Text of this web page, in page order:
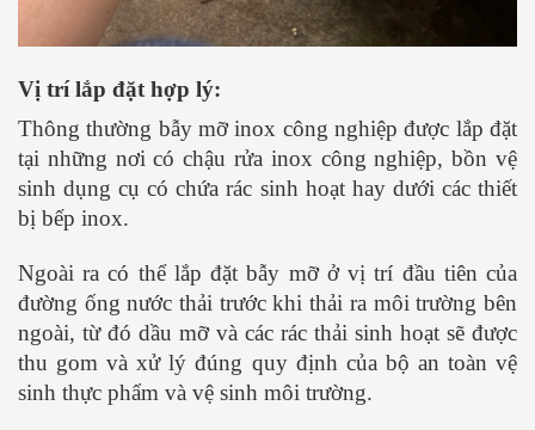
Vị trí lắp đặt hợp lý:
Thông thường bẫy mỡ inox công nghiệp được lắp đặt
tại những nơi có chậu rửa inox công nghiệp, bồn vệ
sinh dụng cụ có chứa rác sinh hoạt hay dưới các thiết
bị bếp inox.
Ngoài ra có thể lắp đặt bẫy mỡ ở vị trí đầu tiên của
đường ống nước thải trước khi thải ra môi trường bên
ngoài, từ đó dầu mỡ và các rác thải sinh hoạt sẽ được
thu gom và xử lý đúng quy định của bộ an toàn vệ
sinh thực phẩm và vệ sinh môi trường.